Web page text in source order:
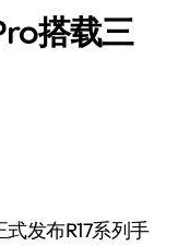
搭载三